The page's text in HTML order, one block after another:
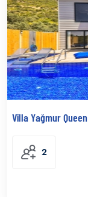
Villa Yağmur Queen
2